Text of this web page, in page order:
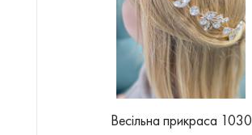
Весільна прикраса 1030